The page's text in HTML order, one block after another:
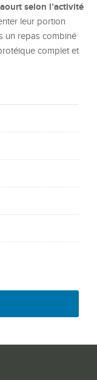
selon l’activité
leur portion
un repas combiné
complet et